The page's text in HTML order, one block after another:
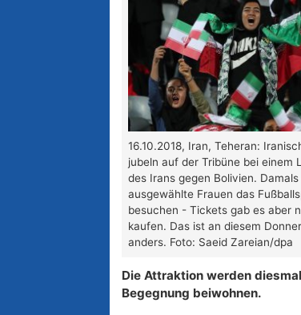
16.10.2018, Iran, Teheran:
jubeln auf der Tribüne bei einem
des Irans gegen Bolivien.
ausgewählte Frauen das
besuchen - Tickets gab es aber
kaufen. Das ist an diesem
anders. Foto: Saeid Zareian/dpa
Die Attraktion werden
Begegnung beiwohnen.